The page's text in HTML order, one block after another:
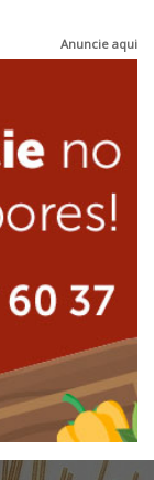
Anuncie aqui